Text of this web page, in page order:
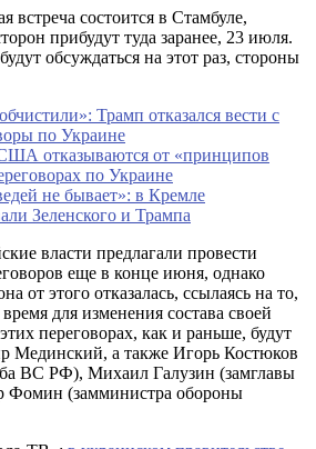
встреча состоится в Стамбуле,
прибудут туда заранее, 23 июля.
обсуждаться на этот раз, стороны
Трамп отказался вести с
по Украине
отказываются от «принципов
по Украине
не бывает»: в Кремле
Зеленского и Трампа
власти предлагали провести
еще в конце июня, однако
от этого отказалась, ссылаясь на то,
для изменения состава своей
переговорах, как и раньше, будут
Мединский, а также Игорь Костюков
ВС РФ), Михаил Галузин (замглавы
(замминистра обороны